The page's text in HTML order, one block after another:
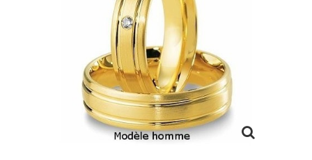
SWAROVSKI
BONNES AFFAIRES
CARTES CADEAUX
IDÉE CADEAUX
QUI SOMMES NOUS